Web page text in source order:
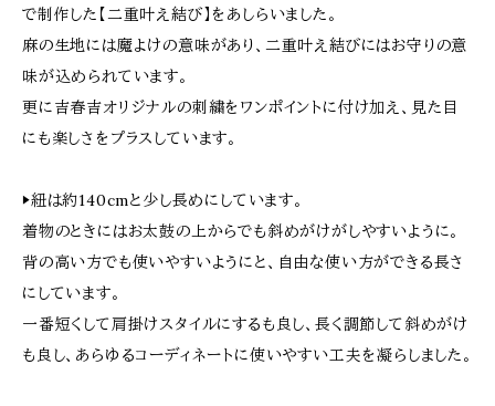
で制作した【二重叶え結び】をあしらいました。
麻の生地には魔よけの意味があり、二重叶え結びにはお守りの意
味が込められています。
更に吉春吉オリジナルの刺繍をワンポイントに付け加え、見た目
にも楽しさをプラスしています。
▶︎紐は約140cmと少し長めにしています。
着物のときにはお太鼓の上からでも斜めがけがしやすいように。
背の高い方でも使いやすいようにと、自由な使い方ができる長さ
にしています。
一番短くして肩掛けスタイルにするも良し、長く調節して斜めがけ
も良し、あらゆるコーディネートに使いやすい工夫を凝らしました。